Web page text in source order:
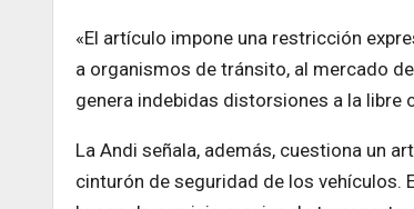
«El artículo impone una restricción
a organismos de tránsito, al mercado
genera indebidas distorsiones a la libre
La Andi señala, además, cuestiona un
cinturón de seguridad de los vehículos.